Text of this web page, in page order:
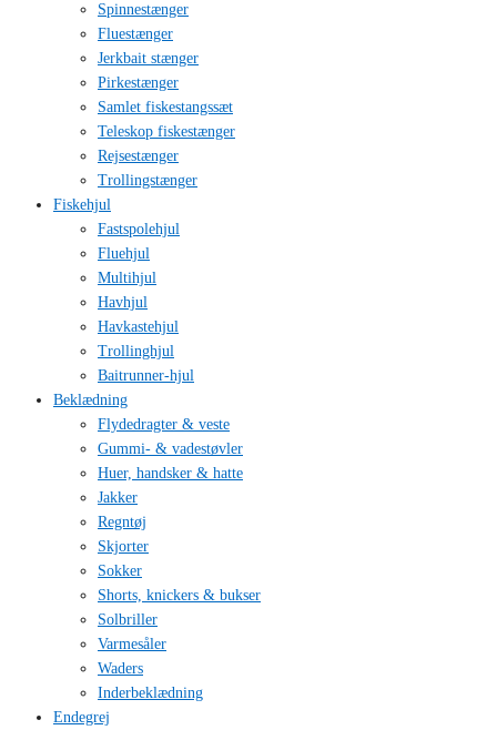
Spinnestænger
Fluestænger
Jerkbait stænger
Pirkestænger
Samlet fiskestangssæt
Teleskop fiskestænger
Rejsestænger
Trollingstænger
Fiskehjul
Fastspolehjul
Fluehjul
Multihjul
Havhjul
Havkastehjul
Trollinghjul
Baitrunner-hjul
Beklædning
Flydedragter & veste
Gummi- & vadestøvler
Huer, handsker & hatte
Jakker
Regntøj
Skjorter
Sokker
Shorts, knickers & bukser
Solbriller
Varmesåler
Waders
Inderbeklædning
Endegrej